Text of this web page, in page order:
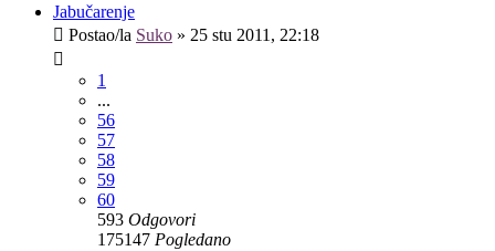
Jabučarenje
Postao/la Suko » 25 stu 2011, 22:18
1
...
56
57
58
59
60
593 Odgovori
175147 Pogledano